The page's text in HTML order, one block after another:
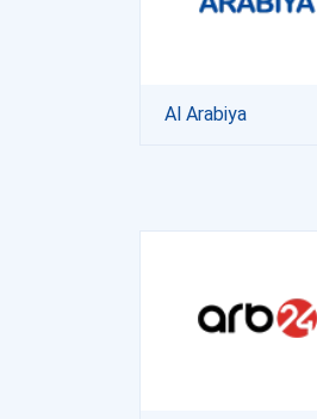
Al Arabiya